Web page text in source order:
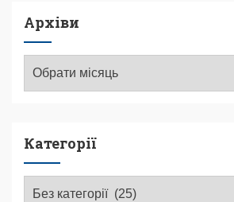
Архіви
Категорії
Категорії